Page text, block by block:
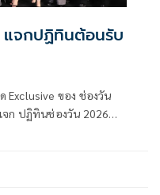
จกปฏิทินต้อนรับ
Exclusive ของ ช่องวัน